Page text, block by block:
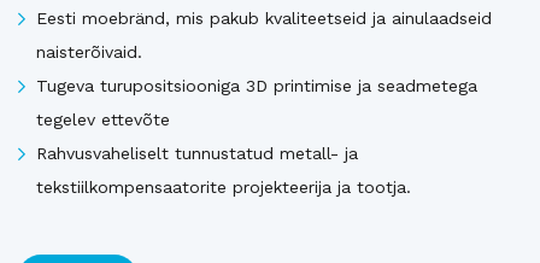
Eesti moebränd, mis pakub kvaliteetseid ja ainulaadseid
naisterõivaid.
Tugeva turupositsiooniga 3D printimise ja seadmetega
tegelev ettevõte
Rahvusvaheliselt tunnustatud metall- ja
tekstiilkompensaatorite projekteerija ja tootja.